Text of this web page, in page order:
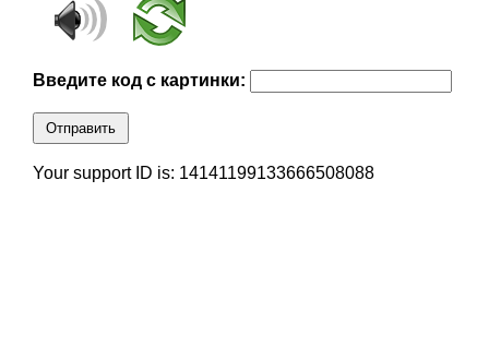
Введите код с картинки:
Отправить
Your support ID is: 14141199133666508088